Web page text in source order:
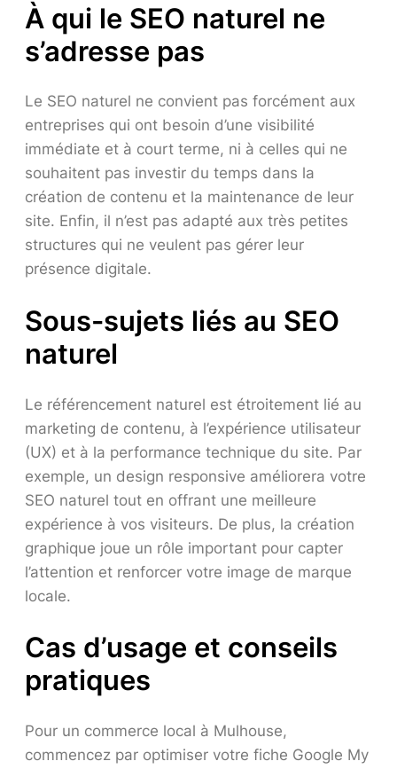
À qui le SEO naturel ne
s’adresse pas
Le SEO naturel ne convient pas forcément aux
entreprises qui ont besoin d’une visibilité
immédiate et à court terme, ni à celles qui ne
souhaitent pas investir du temps dans la
création de contenu et la maintenance de leur
site. Enfin, il n’est pas adapté aux très petites
structures qui ne veulent pas gérer leur
présence digitale.
Sous-sujets liés au SEO
naturel
Le référencement naturel est étroitement lié au
marketing de contenu, à l’expérience utilisateur
(UX) et à la performance technique du site. Par
exemple, un design responsive améliorera votre
SEO naturel tout en offrant une meilleure
expérience à vos visiteurs. De plus, la création
graphique joue un rôle important pour capter
l’attention et renforcer votre image de marque
locale.
Cas d’usage et conseils
pratiques
Pour un commerce local à Mulhouse,
commencez par optimiser votre fiche Google My